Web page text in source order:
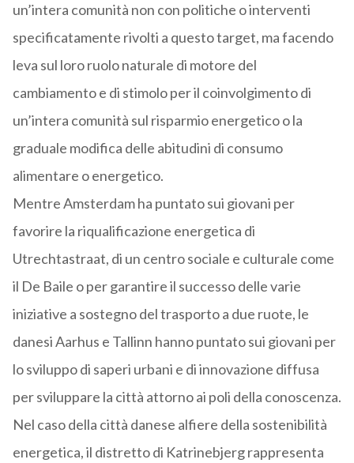
un’intera comunità non con politiche o interventi
specificatamente rivolti a questo target, ma facendo
leva sul loro ruolo naturale di motore del
cambiamento e di stimolo per il coinvolgimento di
un’intera comunità sul risparmio energetico o la
graduale modifica delle abitudini di consumo
alimentare o energetico.
Mentre Amsterdam ha puntato sui giovani per
favorire la riqualificazione energetica di
Utrechtastraat, di un centro sociale e culturale come
il De Baile o per garantire il successo delle varie
iniziative a sostegno del trasporto a due ruote, le
danesi Aarhus e Tallinn hanno puntato sui giovani per
lo sviluppo di saperi urbani e di innovazione diffusa
per sviluppare la città attorno ai poli della conoscenza.
Nel caso della città danese alfiere della sostenibilità
energetica, il distretto di Katrinebjerg rappresenta